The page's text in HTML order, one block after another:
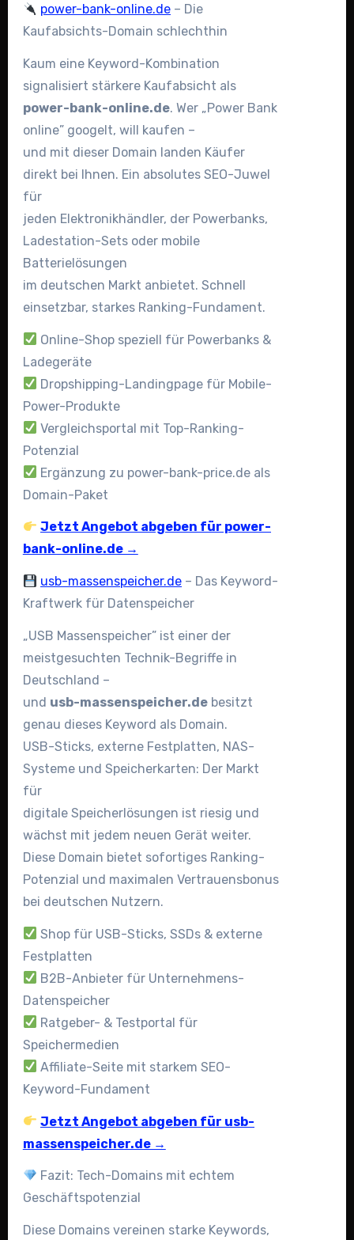
power-bank-online.de – Die
Kaufabsichts-Domain schlechthin
Kaum eine Keyword-Kombination
signalisiert stärkere Kaufabsicht als
power-bank-online.de. Wer „Power Bank
online” googelt, will kaufen –
und mit dieser Domain landen Käufer
direkt bei Ihnen. Ein absolutes SEO-Juwel
für
jeden Elektronikhändler, der Powerbanks,
Ladestation-Sets oder mobile
Batterielösungen
im deutschen Markt anbietet. Schnell
einsetzbar, starkes Ranking-Fundament.
Online-Shop speziell für Powerbanks &
Ladegeräte
Dropshipping-Landingpage für Mobile-
Power-Produkte
Vergleichsportal mit Top-Ranking-
Potenzial
Ergänzung zu power-bank-price.de als
Domain-Paket
Jetzt Angebot abgeben für power-
bank-online.de →
usb-massenspeicher.de – Das Keyword-
Kraftwerk für Datenspeicher
„USB Massenspeicher” ist einer der
meistgesuchten Technik-Begriffe in
Deutschland –
und usb-massenspeicher.debesitzt
genau dieses Keyword als Domain.
USB-Sticks, externe Festplatten, NAS-
Systeme und Speicherkarten: Der Markt
für
digitale Speicherlösungen ist riesig und
wächst mit jedem neuen Gerät weiter.
Diese Domain bietet sofortiges Ranking-
Potenzial und maximalen Vertrauensbonus
bei deutschen Nutzern.
Shop für USB-Sticks, SSDs & externe
Festplatten
B2B-Anbieter für Unternehmens-
Datenspeicher
Ratgeber- & Testportal für
Speichermedien
Affiliate-Seite mit starkem SEO-
Keyword-Fundament
Jetzt Angebot abgeben für usb-
massenspeicher.de →
Fazit: Tech-Domains mit echtem
Geschäftspotenzial
Diese Domains vereinen starke Keywords,